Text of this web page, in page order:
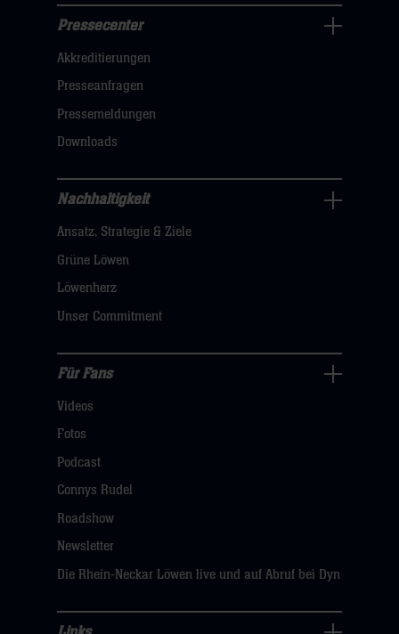
Navigation
öffnen,
dann
klicken
hier
Pressecenter
Akkreditierungen
Presseanfragen
Pressemeldungen
Downloads
Nachhaltigkeit
Navigation
öffnen,
dann
hier
Nachhaltigkeit
Ansatz, Strategie & Ziele
Grüne Löwen
Löwenherz
Unser Commitment
Fans
Navigation
öffnen,
dann
hier
Für Fans
Videos
Fotos
Podcast
Connys Rudel
Roadshow
Newsletter
Die Rhein-Neckar Löwen live und auf Abruf bei Dyn